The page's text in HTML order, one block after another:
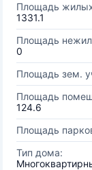
Площадь
1331.1
Площадь
0
Площадь зем.
Площадь
124.6
Площадь
Тип дома: